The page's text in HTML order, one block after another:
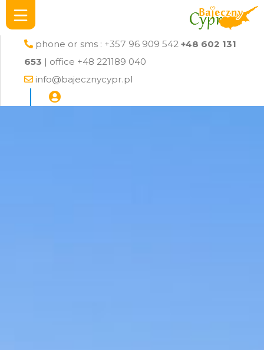
phone or sms : +357 96 909 542 +48 602 131
653 | office +48 221189 040
info@bajecznycypr.pl